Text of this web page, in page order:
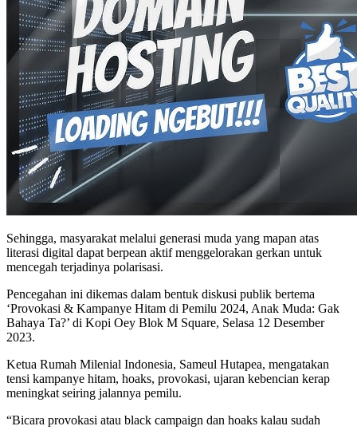
Sehingga, masyarakat melalui generasi muda yang mapan atas
literasi digital dapat berpean aktif menggelorakan gerkan untuk
mencegah terjadinya polarisasi.
Pencegahan ini dikemas dalam bentuk diskusi publik bertema
‘Provokasi & Kampanye Hitam di Pemilu 2024, Anak Muda: Gak
Bahaya Ta?’ di Kopi Oey Blok M Square, Selasa 12 Desember
2023.
Ketua Rumah Milenial Indonesia, Sameul Hutapea, mengatakan
tensi kampanye hitam, hoaks, provokasi, ujaran kebencian kerap
meningkat seiring jalannya pemilu.
“Bicara provokasi atau black campaign dan hoaks kalau sudah